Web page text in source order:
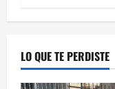
LO QUE TE PERDISTE